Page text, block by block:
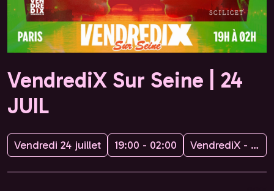
VendrediX Sur Seine | 24
JUIL
Vendredi 24 juillet 19:00 - 02:00 VendrediX - MercrediX